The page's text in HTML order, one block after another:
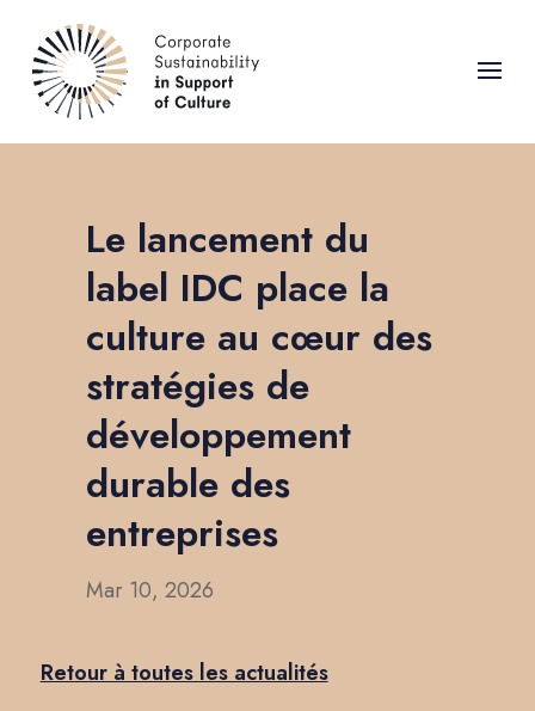
Le lancement du
label IDC place la
culture au cœur des
stratégies de
développement
durable des
entreprises
Mar 10, 2026
Retour à toutes les actualités